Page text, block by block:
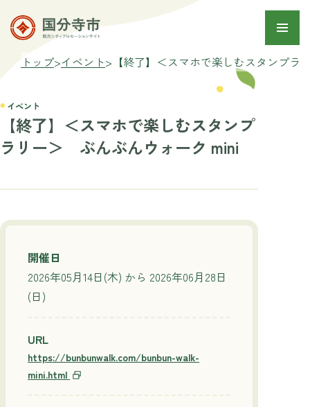
トップ>イベント> 【終了】＜スマホで楽しむスタンプ
【終了】＜スマホで楽しむスタンプ
ラリー＞ ぶんぶんウォーク mini
イベント
開催日
2026年05月14日(木) から 2026年06月28日
(日)
URL
https://bunbunwalk.com/bunbun-walk-
mini.html